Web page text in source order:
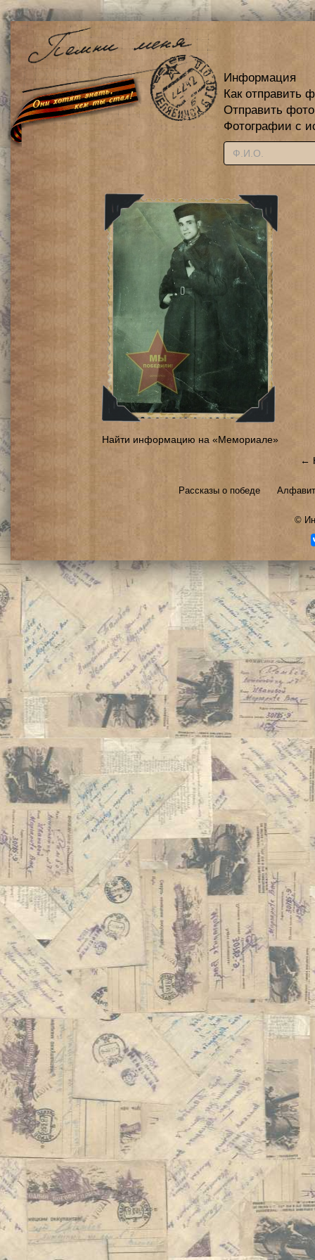
Информация
Как отправить
Отправить
Фотографии с
Найти информацию на «Мемориале»
←
Рассказы о победе
©